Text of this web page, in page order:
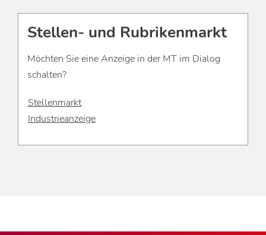
Stellen- und Rubrikenmarkt
Möchten Sie eine Anzeige in der MT im Dialog
schalten?
Stellenmarkt
Industrieanzeige